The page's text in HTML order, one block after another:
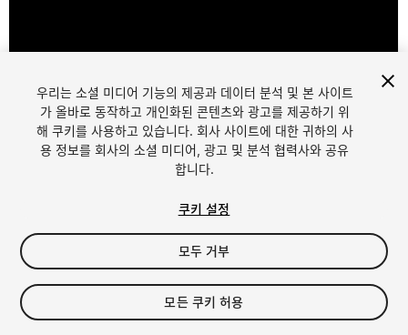
1/9
$60
Seat
우리는 소셜 미디어 기능의 제공과 데이터 분석 및 본 사이트
가 올바로 동작하고 개인화된 콘텐츠와 광고를 제공하기 위
해 쿠키를 사용하고 있습니다. 회사 사이트에 대한 귀하의 사
용 정보를 회사의 소셜 미디어, 광고 및 분석 협력사와 공유
합니다.
쿠키 설정
모두 거부
모든 쿠키 허용